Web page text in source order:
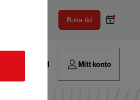
Boka tid
Hitta verkstad Mitt konto